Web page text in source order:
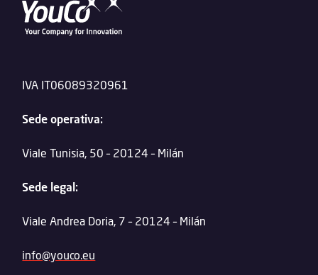
IVA IT06089320961
Sede operativa:
Viale Tunisia, 50 – 20124 – Milán
Sede legal:
Viale Andrea Doria, 7 – 20124 – Milán
info@youco.eu